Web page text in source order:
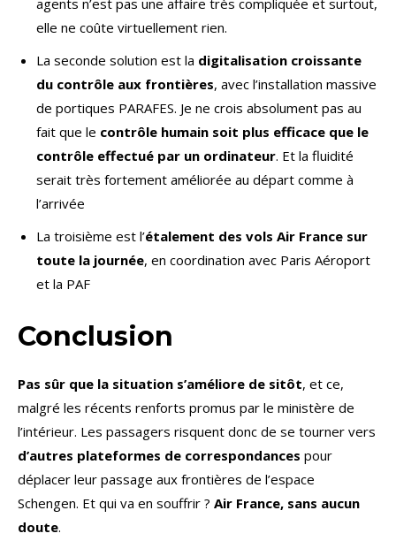
agents n’est pas une affaire très compliquée et surtout,
elle ne coûte virtuellement rien.
La seconde solution est la digitalisation croissante
du contrôle aux frontières, avec l’installation massive
de portiques PARAFES. Je ne crois absolument pas au
fait que le contrôle humain soit plus efficace que le
contrôle effectué par un ordinateur. Et la fluidité
serait très fortement améliorée au départ comme à
l’arrivée
La troisième est l’étalement des vols Air France sur
toute la journée, en coordination avec Paris Aéroport
et la PAF
Conclusion
Pas sûr que la situation s’améliore de sitôt, et ce,
malgré les récents renforts promus par le ministère de
l’intérieur. Les passagers risquent donc de se tourner vers
d’autres plateformes de correspondances pour
déplacer leur passage aux frontières de l’espace
Schengen. Et qui va en souffrir ? Air France, sans aucun
doute.